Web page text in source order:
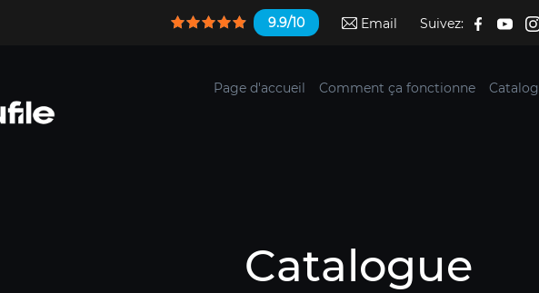
9.9/10 Email Suivez:
Page d'accueil Comment ça fonctionne
Catalogue